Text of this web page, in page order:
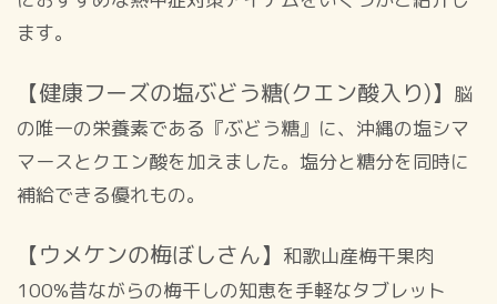
ます。
【健康フーズの塩ぶどう糖(クエン酸入り)】 脳
の唯一の栄養素である『ぶどう糖』に、沖縄の塩シマ
マースとクエン酸を加えました。塩分と糖分を同時に
補給できる優れもの。
【ウメケンの梅ぼしさん】 和歌山産梅干果肉
100%昔ながらの梅干しの知恵を手軽なタブレット